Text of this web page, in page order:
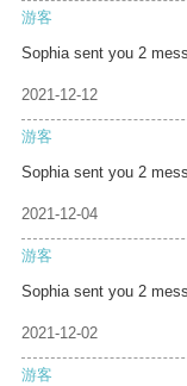
游客
Sophia sent you 2
2021-12-12
游客
Sophia sent you 2
2021-12-04
游客
Sophia sent you 2
2021-12-02
游客